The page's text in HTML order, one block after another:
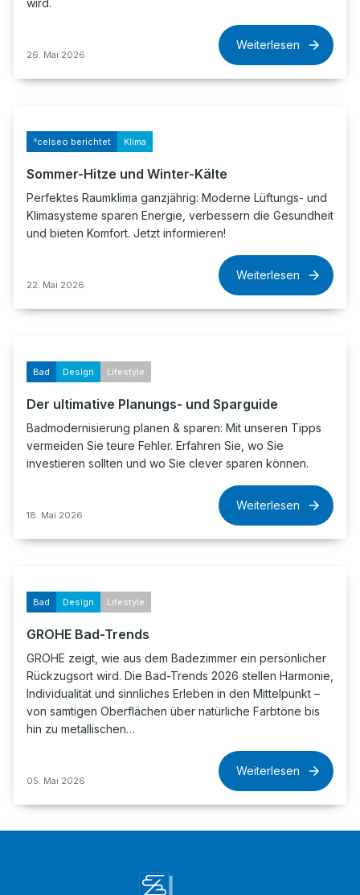
wird.
26. Mai 2026
Weiterlesen
°celseo berichtet Klima
Sommer-Hitze und Winter-Kälte
Perfektes Raumklima ganzjährig: Moderne Lüftungs- und
Klimasysteme sparen Energie, verbessern die Gesundheit
und bieten Komfort. Jetzt informieren!
22. Mai 2026
Weiterlesen
Bad Design Lifestyle
Der ultimative Planungs- und Sparguide
Badmodernisierung planen & sparen: Mit unseren Tipps
vermeiden Sie teure Fehler. Erfahren Sie, wo Sie
investieren sollten und wo Sie clever sparen können.
18. Mai 2026
Weiterlesen
Bad Design Lifestyle
GROHE Bad-Trends
GROHE zeigt, wie aus dem Badezimmer ein persönlicher
Rückzugsort wird. Die Bad-Trends 2026 stellen Harmonie,
Individualität und sinnliches Erleben in den Mittelpunkt –
von samtigen Oberflächen über natürliche Farbtöne bis
hin zu metallischen…
05. Mai 2026
Weiterlesen